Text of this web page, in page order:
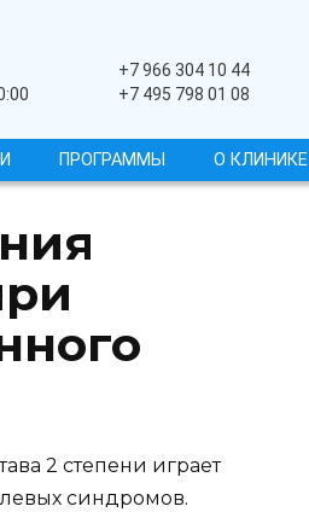
+7 966 304 10 44
+7 495 798 01 08
ПРОГРАММЫ О КЛИНИКЕ
2 степени играет
синдромов.